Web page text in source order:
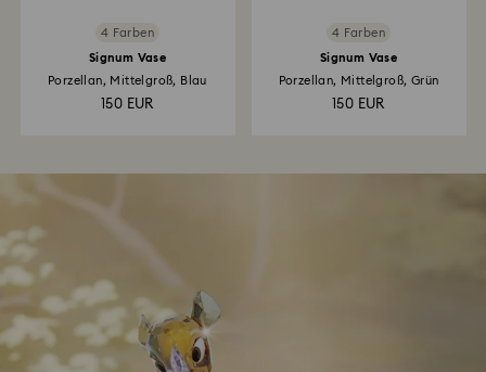
4 Farben
Signum Vase
Porzellan, Mittelgroß, Blau
150 EUR
4 Farben
Signum Vase
Porzellan, Mittelgroß, Grün
150 EUR